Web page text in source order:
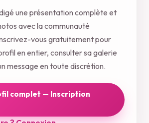
une présentation complète et
avec la communauté
vous gratuitement pour
en entier, consulter sa galerie
message en toute discrétion.
complet — Inscription